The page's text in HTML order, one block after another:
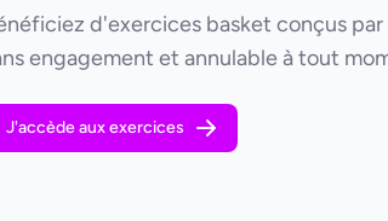
d'exercices basket conçus
engagement et annulable à tout
J'accède aux exercices